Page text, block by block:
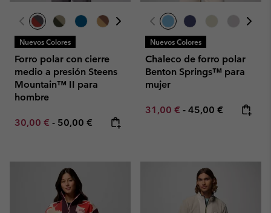
Nuevos Colores
Forro polar con cierre
medio a presión Steens
Mountain™ II para
hombre
Minimum sale price:
30,00 € - Maximum price:
50,00 €
Nuevos Colores
Chaleco de forro polar
Benton Springs™ para
mujer
Minimum sale price:
31,00 € - Maximum price:
45,00 €